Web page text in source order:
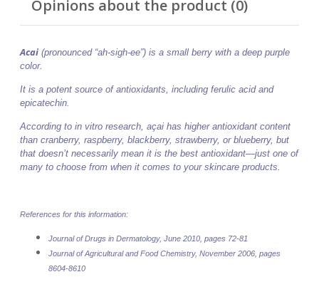
Opinions about the product (0)
Acai (pronounced “ah-sigh-ee”) is a small berry with a deep purple
color.
It is a potent source of antioxidants, including ferulic acid and
epicatechin.
According to in vitro research, açai has higher antioxidant content
than cranberry, raspberry, blackberry, strawberry, or blueberry, but
that doesn’t necessarily mean it is the best antioxidant—just one of
many to choose from when it comes to your skincare products.
References for this information:
Journal of Drugs in Dermatology, June 2010, pages 72-81
Journal of Agricultural and Food Chemistry, November 2006, pages
8604-8610